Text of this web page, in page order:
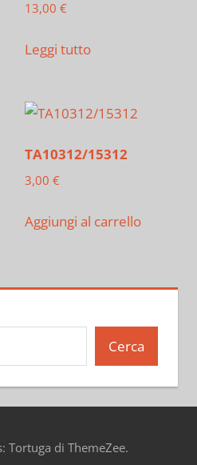
13,00 €
Leggi tutto
TA10312/15312
3,00 €
Aggiungi al carrello
Cerca
Tortuga di ThemeZee.